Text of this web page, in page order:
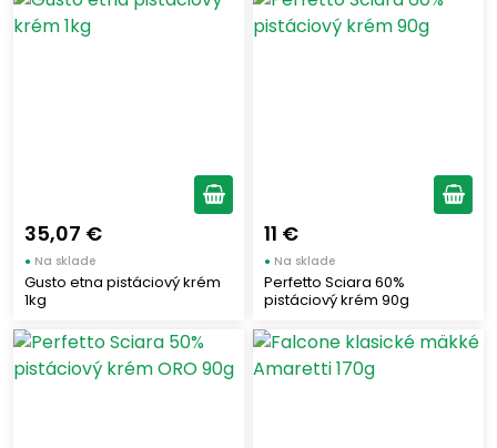
35,07 €
● Na sklade
Gusto etna pistáciový krém
1kg
11 €
● Na sklade
Perfetto Sciara 60%
pistáciový krém 90g